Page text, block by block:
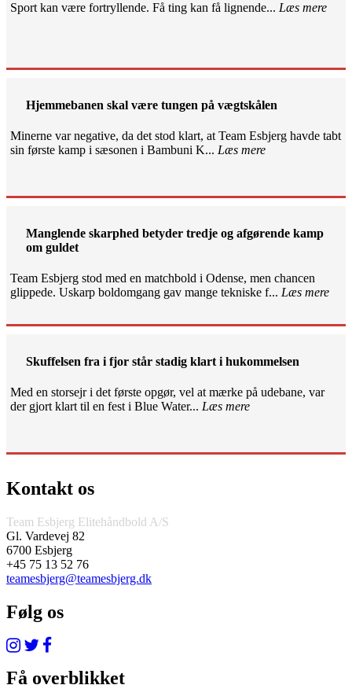
Sport kan være fortryllende. Få ting kan få lignende... Læs mere
Hjemmebanen skal være tungen på vægtskålen
Minerne var negative, da det stod klart, at Team Esbjerg havde tabt
sin første kamp i sæsonen i Bambuni K... Læs mere
Manglende skarphed betyder tredje og afgørende kamp
om guldet
Team Esbjerg stod med en matchbold i Odense, men chancen
glippede. Uskarp boldomgang gav mange tekniske f... Læs mere
Skuffelsen fra i fjor står stadig klart i hukommelsen
Med en storsejr i det første opgør, vel at mærke på udebane, var
der gjort klart til en fest i Blue Water... Læs mere
Kontakt os
Team Esbjerg Elitehåndbold A/S
Gl. Vardevej 82
6700 Esbjerg
+45 75 13 52 76
teamesbjerg@teamesbjerg.dk
Følg os
Få overblikket